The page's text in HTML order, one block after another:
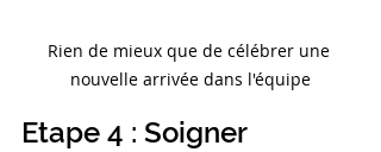
Rien de mieux que de célébrer une
nouvelle arrivée dans l'équipe
Etape 4 : Soigner